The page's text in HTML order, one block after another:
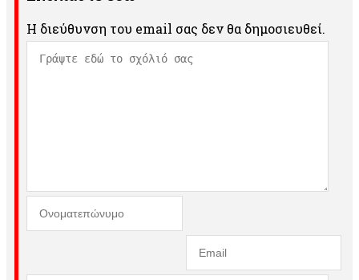
Η διεύθυνση του email σας δεν θα δημοσιευθεί.